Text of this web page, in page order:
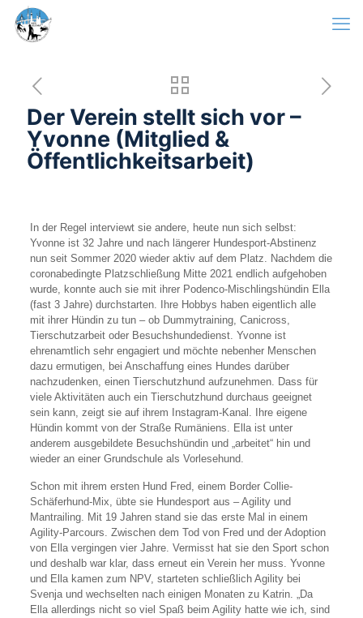
Der Verein stellt sich vor –
Yvonne (Mitglied &
Öffentlichkeitsarbeit)
In der Regel interviewt sie andere, heute nun sich selbst:
Yvonne ist 32 Jahre und nach längerer Hundesport-Abstinenz
nun seit Sommer 2020 wieder aktiv auf dem Platz. Nachdem die
coronabedingte Platzschließung Mitte 2021 endlich aufgehoben
wurde, konnte auch sie mit ihrer Podenco-Mischlingshündin Ella
(fast 3 Jahre) durchstarten. Ihre Hobbys haben eigentlich alle
mit ihrer Hündin zu tun – ob Dummytraining, Canicross,
Tierschutzarbeit oder Besuchshundedienst. Yvonne ist
ehrenamtlich sehr engagiert und möchte nebenher Menschen
dazu ermutigen, bei Anschaffung eines Hundes darüber
nachzudenken, einen Tierschutzhund aufzunehmen. Dass für
viele Aktivitäten auch ein Tierschutzhund durchaus geeignet
sein kann, zeigt sie auf ihrem Instagram-Kanal. Ihre eigene
Hündin kommt von der Straße Rumäniens. Ella ist unter
anderem ausgebildete Besuchshündin und „arbeitet“ hin und
wieder an einer Grundschule als Vorlesehund.
Schon mit ihrem ersten Hund Fred, einem Border Collie-
Schäferhund-Mix, übte sie Hundesport aus – Agility und
Mantrailing. Mit 19 Jahren stand sie das erste Mal in einem
Agility-Parcours. Zwischen dem Tod von Fred und der Adoption
von Ella vergingen vier Jahre. Vermisst hat sie den Sport schon
und deshalb war klar, dass erneut ein Verein her muss. Yvonne
und Ella kamen zum NPV, starteten schließlich Agility bei
Svenja und wechselten nach einigen Monaten zu Katrin. „Da
Ella allerdings nicht so viel Spaß beim Agility hatte wie ich, sind